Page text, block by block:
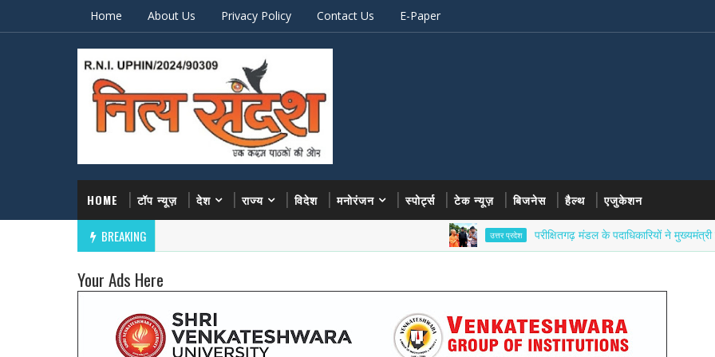
Home About Us Privacy Policy Contact Us E-Paper
HOME टॉप न्यूज़ देश राज्य विदेश मनोरंजन स्पोर्ट्स टेक न्यूज़ बिजनेस हैल्थ एजुकेशन
BREAKING उत्तर प्रदेश परीक्षितगढ़ मंडल के पदाधिकारियों ने मुख्यमंत्री योगी
Your Ads Here